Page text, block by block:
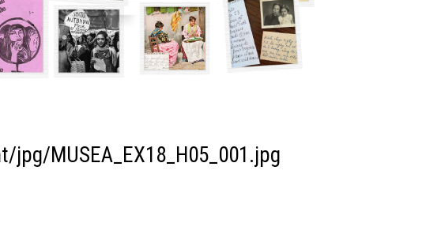
MUSEA_EX18_H05_001.jpg